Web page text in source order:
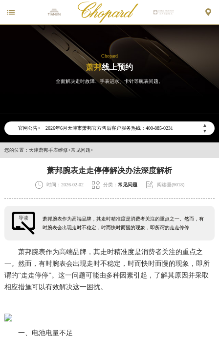
 
Chopard
萧邦线上预约
全面解决走时故障、手表进水、卡针等腕表问题。
官网公告>
▲
▼
2026年6月天津市萧邦官方售后客户服务热线：400-885-0231
2026年6月萧邦售后服务中心最新网点地址：
节假日正常营业！
您的位置： 天津萧邦手表维修>常见问题>
萧邦腕表走走停停解决办法深度解析
 时间：2026-02-02  分类： 常见问题  阅读量(9018)
导读
萧邦腕表作为高端品牌，其走时精准度是消费者关注的重点之一。然而，有
时腕表会出现走时不稳定，时而快时而慢的现象，即所谓的走走停停
萧邦腕表作为高端品牌，其走时精准度是消费者关注的重点之
一。然而，有时腕表会出现走时不稳定，时而快时而慢的现象，即所
谓的“走走停停”。这一问题可能由多种因素引起，了解其原因并采取
相应措施可以有效解决这一困扰。
一、电池电量不足